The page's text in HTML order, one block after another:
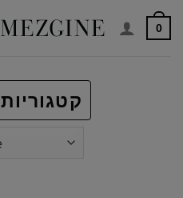
0
קטגוריות